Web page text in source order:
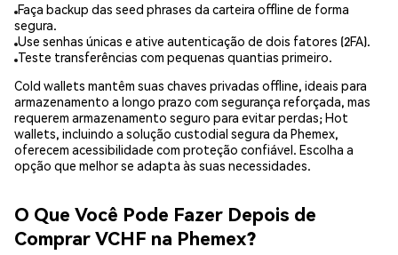
Faça backup das seed phrases da carteira offline de forma
segura.
Use senhas únicas e ative autenticação de dois fatores (2FA).
Teste transferências com pequenas quantias primeiro.
Cold wallets mantêm suas chaves privadas offline, ideais para
armazenamento a longo prazo com segurança reforçada, mas
requerem armazenamento seguro para evitar perdas; Hot
wallets, incluindo a solução custodial segura da Phemex,
oferecem acessibilidade com proteção confiável. Escolha a
opção que melhor se adapta às suas necessidades.
O Que Você Pode Fazer Depois de
Comprar VCHF na Phemex?